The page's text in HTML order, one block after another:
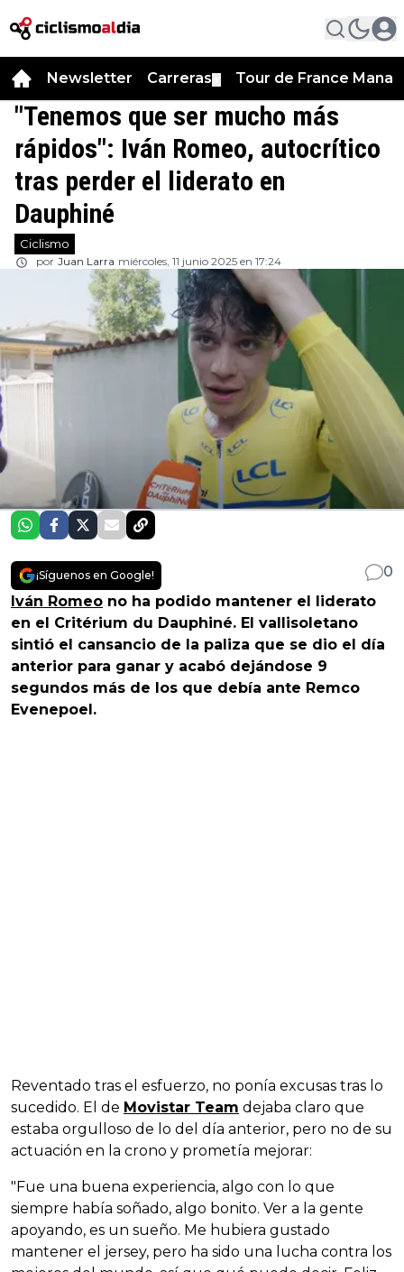
Newsletter Carreras Tour de France
"Tenemos que ser mucho más
rápidos": Iván Romeo, autocrítico
tras perder el liderato en
Dauphiné
Ciclismo
por Juan Larra miércoles, 11 junio 2025 en 17:24
¡Síguenos en Google!
0
Iván Romeo no ha podido mantener el liderato
en el Critérium du Dauphiné. El vallisoletano
sintió el cansancio de la paliza que se dio el día
anterior para ganar y acabó dejándose 9
segundos más de los que debía ante Remco
Evenepoel.
Reventado tras el esfuerzo, no ponía excusas tras lo
sucedido. El de Movistar Team dejaba claro que
estaba orgulloso de lo del día anterior, pero no de su
actuación en la crono y prometía mejorar:
"Fue una buena experiencia, algo con lo que
siempre había soñado, algo bonito. Ver a la gente
apoyando, es un sueño. Me hubiera gustado
mantener el jersey, pero ha sido una lucha contra los